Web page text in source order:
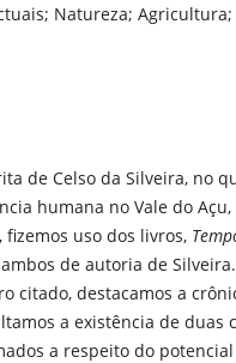
Natureza;
de Celso da Silveira, no
humana no Vale do
uso dos livros,
ambos de autoria de
citado, destacamos a
a existência de duas
a respeito do